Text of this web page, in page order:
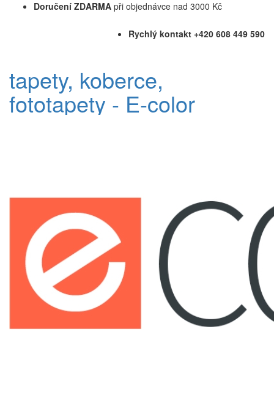
Doručení ZDARMA při objednávce nad 3000 Kč
Rychlý kontakt +420 608 449 590
tapety, koberce,
fototapety - E-color